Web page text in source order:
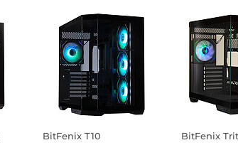
BitFenix T10 BitFenix